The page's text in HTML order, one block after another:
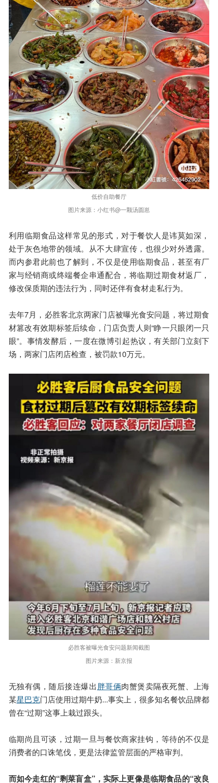
低价自助餐厅
图片来源：小红书@一颗汤圆崽
利用临期食品这样常见的形式，对于餐饮人是讳莫如深，
处于灰色地带的领域。从不大肆宣传，也很少对外透露。
而内参君此前也了解到，不仅是使用临期食品，甚至有厂
家与经销商或终端餐企串通配合，将临期过期食材返厂，
修改保质期的违法行为，同时还伴有食材走私行为。
去年7月，必胜客北京两家门店被曝光食安问题，将过期食
材篡改有效期标签后续命，门店负责人则“睁一只眼闭一只
眼”。事情发酵后，一度在微博引起热议，有关部门立刻下
场，两家门店闭店检查，被罚款10万元。
必胜客被曝光食安问题新闻截图
图片来源：新京报
无独有偶，随后接连爆出胖哥俩肉蟹煲卖隔夜死蟹、上海
某星巴克门店使用过期牛奶...事实上，很多知名餐饮品牌都
曾在“过期”这事上栽过跟头。
临期尚且可谈，过期一旦与餐饮商家挂钩，等待的不仅是
消费者的口诛笔伐，更是法律监管层面的严格审判。
而如今走红的“剩菜盲盒”，实际上更像是临期食品的“改良